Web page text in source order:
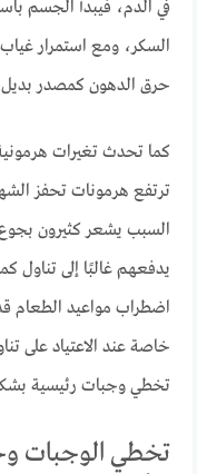
في الدم، فيبدأ الجسم
السكر، ومع استمرار
حرق الدهون كمصدر بديل
كما تحدث تغيرات
ترتفع هرمونات تحفز
السبب يشعر كثيرون
يدفعهم غالبًا إلى تناول
اضطراب مواعيد الطعام
خاصة عند الاعتياد على
تخطي وجبات رئيسية
تخطي الوجبات